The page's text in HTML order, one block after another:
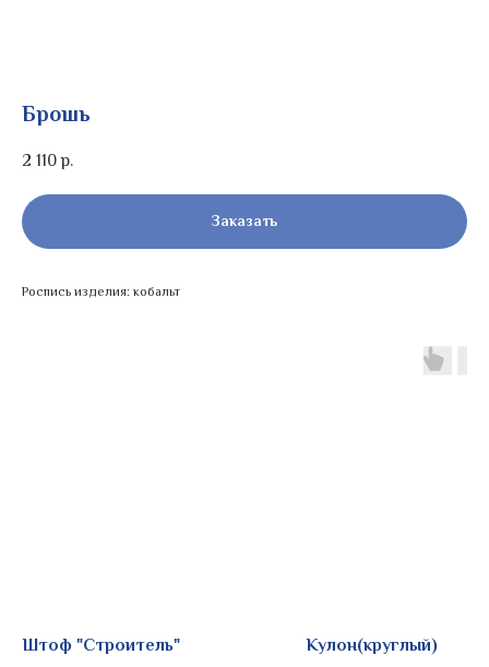
Брошь
2 110 р.
Заказать
Роспись изделия: кобальт
Штоф "Строитель" Кулон(круглый)